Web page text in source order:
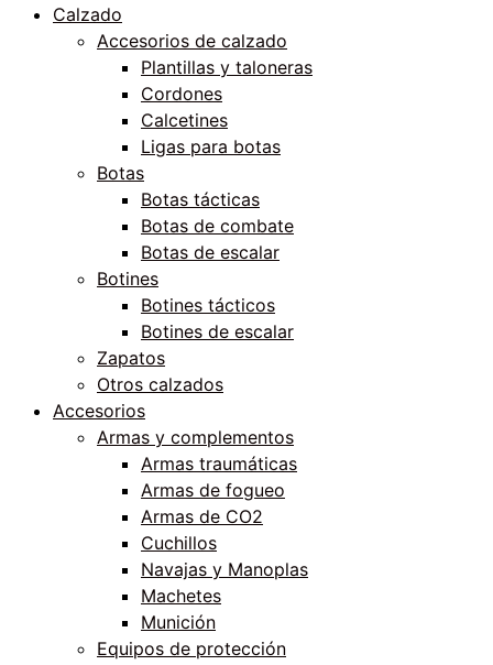
Calzado
Accesorios de calzado
Plantillas y taloneras
Cordones
Calcetines
Ligas para botas
Botas
Botas tácticas
Botas de combate
Botas de escalar
Botines
Botines tácticos
Botines de escalar
Zapatos
Otros calzados
Accesorios
Armas y complementos
Armas traumáticas
Armas de fogueo
Armas de CO2
Cuchillos
Navajas y Manoplas
Machetes
Munición
Equipos de protección